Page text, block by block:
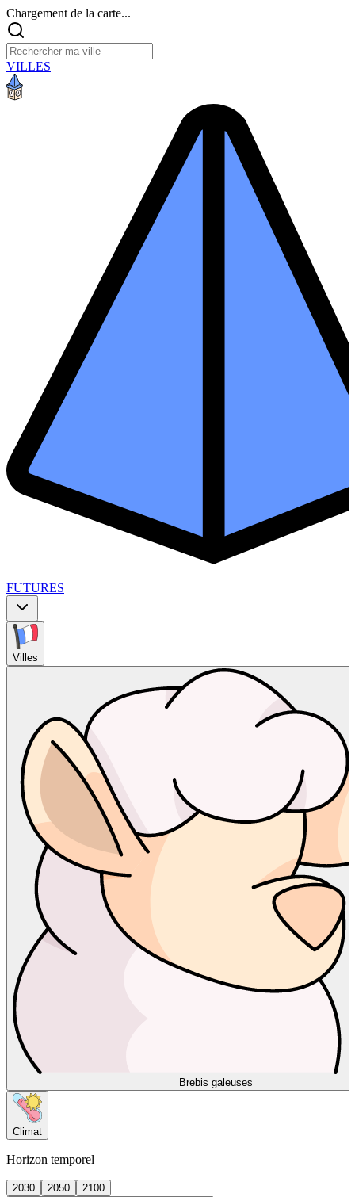
Chargement de la carte...
VILLES
FUTURES
Villes
Brebis galeuses
Climat
Horizon temporel
2030 2050
2100